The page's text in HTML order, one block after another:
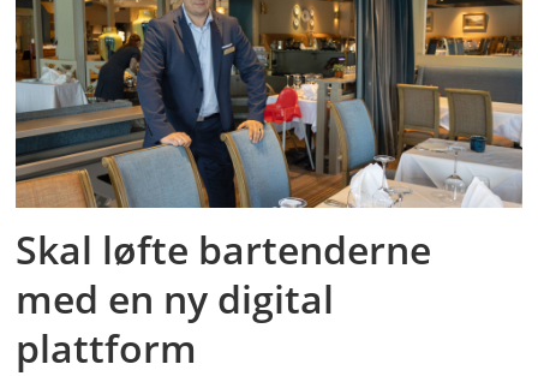
Skal løfte bartenderne
med en ny digital
plattform